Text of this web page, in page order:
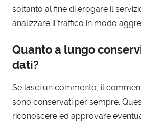
soltanto al fine di erogare il
analizzare il traffico in modo
Quanto a lungo
dati?
Se lasci un commento, il
sono conservati per sempre.
riconoscere ed approvare